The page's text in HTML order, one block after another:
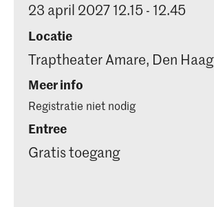
23 april 2027 12.15 - 12.45
Locatie
Traptheater Amare, Den Haag
Meer info
Registratie niet nodig
Entree
Gratis toegang